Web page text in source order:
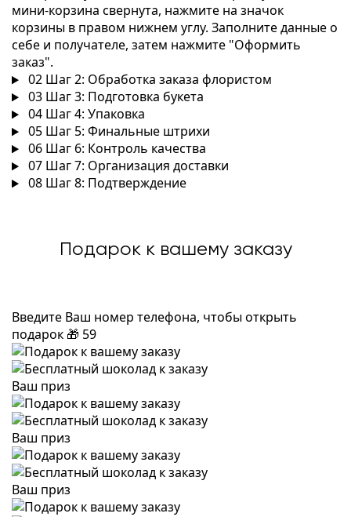
мини-корзина свернута, нажмите на значок
корзины в правом нижнем углу. Заполните данные о
себе и получателе, затем нажмите "Оформить
заказ".
02 Шаг 2: Обработка заказа флористом
03 Шаг 3: Подготовка букета
04 Шаг 4: Упаковка
05 Шаг 5: Финальные штрихи
06 Шаг 6: Контроль качества
07 Шаг 7: Организация доставки
08 Шаг 8: Подтверждение
Подарок к вашему заказу
Введите Ваш номер телефона, чтобы открыть
подарок 🎁 59
Ваш приз
Ваш приз
Ваш приз